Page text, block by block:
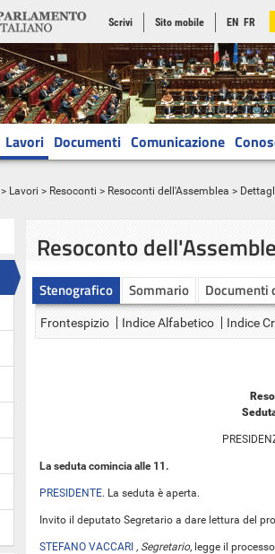
Scrivi Sito mobile EN FR
Lavori Documenti Comunicazione
> Lavori > Resoconti > Resoconti dell'Assemblea >
Resoconto
Stenografico Sommario Documenti
Frontespizio Indice Alfabetico Indice
La seduta comincia alle 11.
PRESIDENTE. La seduta è aperta.
Invito il deputato Segretario a dare lettura del
STEFANO VACCARI , Segretario, legge il